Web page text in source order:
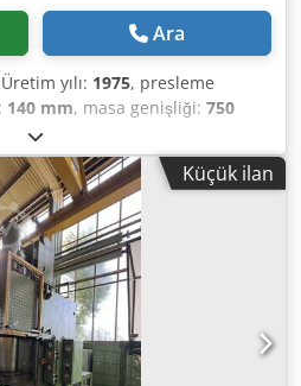
Ara
yılı: 1975, presleme
140 mm, masa genişliği: 750
mm
Vuruş mesafesi: 30...140 mm
Tabla geçiş açıklığı: 360 x
Koç yüzey ölçüsü: 630 x 500
110 mm Toplam güç
yaklaşık: 16 ton
Küçük ilan